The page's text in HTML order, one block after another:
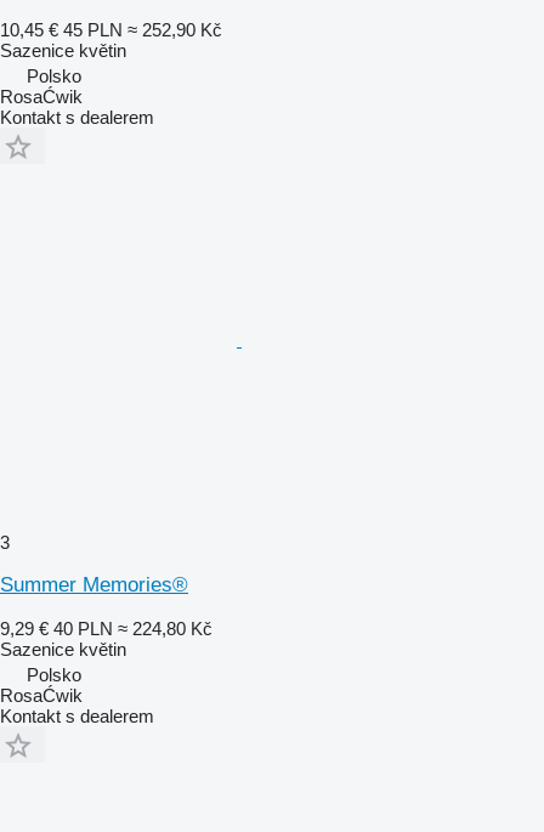
10,45 € 45 PLN ≈ 252,90 Kč
Sazenice květin
Polsko
RosaĆwik
Kontakt s dealerem
3
Summer Memories®
9,29 € 40 PLN ≈ 224,80 Kč
Sazenice květin
Polsko
RosaĆwik
Kontakt s dealerem